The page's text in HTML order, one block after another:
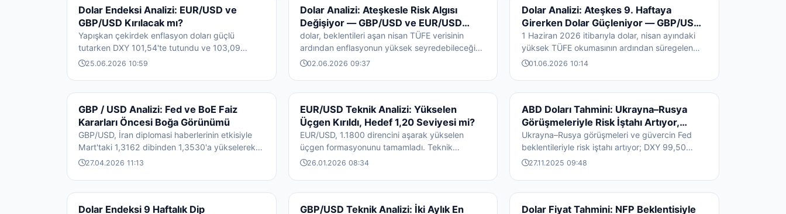
DÖVIZ HABERLERI
Dolar Endeksi Analizi: EUR/USD ve
GBP/USD Kırılacak mı?
Yapışkan çekirdek enflasyon doları güçlü
tutarken DXY 101,54'te tutundu ve 103,09
hedefine yöneliyor. EUR/USD ve GBP/USD kritik
25.06.2026 10:59
DÖVIZ HABERLERI
Dolar Analizi: Ateşkesle Risk Algısı
Değişiyor — GBP/USD ve EUR/USD
Görünümü
dolar, beklentileri aşan nisan TÜFE verisinin
ardından enflasyonun yüksek seyredebileceğine
dair endişelerin desteğiyle güçlü kalm...
02.06.2026 09:37
DÖVIZ HABERLERI
Dolar Analizi: Ateşkes 9. Haftaya
Girerken Dolar Güçleniyor — GBP/USD
ve EUR/USD
1 Haziran 2026 itibarıyla dolar, nisan ayındaki
yüksek TÜFE okumasının ardından süregelen
enflasyon endişelerinin desteğiyle güçlü...
01.06.2026 10:14
DÖVIZ HABERLERI
GBP / USD Analizi: Fed ve BoE Faiz
Kararları Öncesi Boğa Görünümü
GBP/USD, İran diplomasi haberlerinin etkisiyle
Mart'taki 1,3162 dibinden 1,3530'a yükselerek
370 pip toparlandı. Günlük grafikte t...
27.04.2026 11:13
DÖVIZ HABERLERI
EUR/USD Teknik Analizi: Yükselen
Üçgen Kırıldı, Hedef 1,20 Seviyesi mi?
EUR/USD, 1.1800 direncini aşarak yükselen
üçgen formasyonunu tamamladı. Teknik
göstergeler alıcıları desteklerken, paritede kısa
26.01.2026 08:34
DÖVIZ HABERLERI
ABD Doları Tahmini: Ukrayna–Rusya
Görüşmeleriyle Risk İştahı Artıyor,
GBP/USD ve EUR/USD Öne Çıkıyor
Ukrayna–Rusya görüşmeleri ve güvercin Fed
beklentileriyle risk iştahı artıyor; DXY 99,50
çevresine gerilerken GBP/USD ve EUR/USD’d...
27.11.2025 09:48
DÖVIZ HABERLERI
Dolar Endeksi 9 Haftalık Dip
DÖVIZ HABERLERI
GBP/USD Teknik Analizi: İki Aylık En
DÖVIZ HABERLERI
Dolar Fiyat Tahmini: NFP Beklentisiyle